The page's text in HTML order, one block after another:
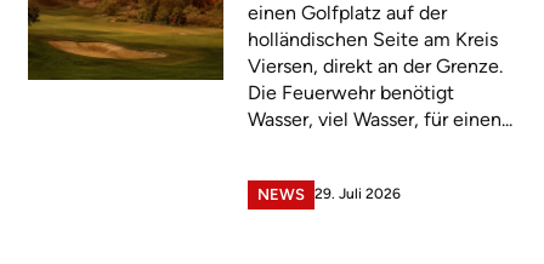
einen Golfplatz auf der
holländischen Seite am Kreis
Viersen, direkt an der Grenze.
Die Feuerwehr benötigt
Wasser, viel Wasser, für einen...
NEWS 29. Juli 2026